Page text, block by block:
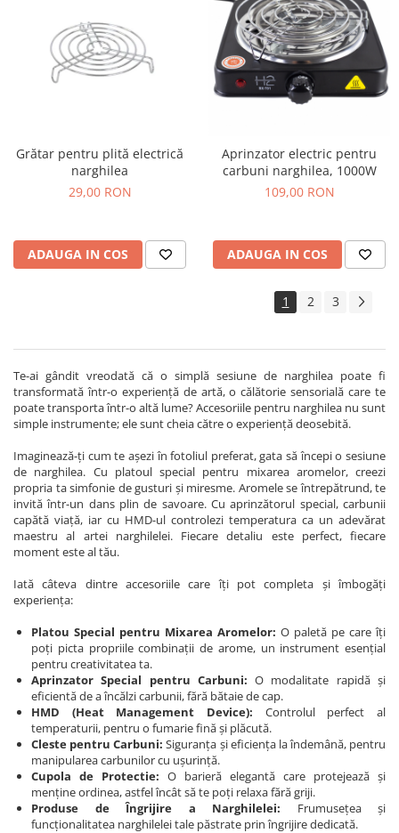
Grătar pentru plită electrică
narghilea
29,00 RON
ADAUGA IN COS
Aprinzator electric pentru
carbuni narghilea, 1000W
109,00 RON
ADAUGA IN COS
1 2 3
Te-ai gândit vreodată că o simplă sesiune de narghilea poate fi
transformată într-o experiență de artă, o călătorie sensorială care te
poate transporta într-o altă lume? Accesoriile pentru narghilea nu sunt
simple instrumente; ele sunt cheia către o experiență deosebită.
Imaginează-ți cum te așezi în fotoliul preferat, gata să începi o sesiune
de narghilea. Cu platoul special pentru mixarea aromelor, creezi
propria ta simfonie de gusturi și miresme. Aromele se întrepătrund, te
invită într-un dans plin de savoare. Cu aprinzătorul special, carbunii
capătă viață, iar cu HMD-ul controlezi temperatura ca un adevărat
maestru al artei narghilelei. Fiecare detaliu este perfect, fiecare
moment este al tău.
Iată câteva dintre accesoriile care îți pot completa și îmbogăți
experiența:
Platou Special pentru Mixarea Aromelor: O paletă pe care îți
poți picta propriile combinații de arome, un instrument esențial
pentru creativitatea ta.
Aprinzator Special pentru Carbuni: O modalitate rapidă și
eficientă de a încălzi carbunii, fără bătaie de cap.
HMD (Heat Management Device): Controlul perfect al
temperaturii, pentru o fumarie fină și plăcută.
Cleste pentru Carbuni: Siguranța și eficiența la îndemână, pentru
manipularea carbunilor cu ușurință.
Cupola de Protectie: O barieră elegantă care protejează și
menține ordinea, astfel încât să te poți relaxa fără griji.
Produse de Îngrijire a Narghilelei: Frumusețea și
funcționalitatea narghilelei tale păstrate prin îngrijire dedicată.